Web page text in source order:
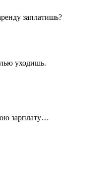
заплатишь?
уходишь.
зарплату…